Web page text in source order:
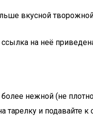
вкусной
на неё
нежной (не
и подавайте к